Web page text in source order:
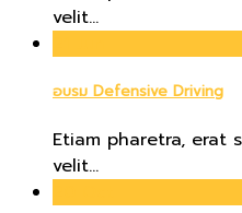
velit...
อบรม Defensive Driving
Etiam pharetra, erat
velit...